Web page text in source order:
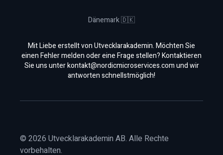
Dänemark 🇩🇰
Mit Liebe erstellt von Utvecklarakademin. Möchten Sie
einen Fehler melden oder eine Frage stellen? Kontaktieren
Sie uns unterkontakt@nordicmicroservices.comund wir
antworten schnellstmöglich!
© 2026 Utvecklarakademin AB. Alle Rechte
vorbehalten.